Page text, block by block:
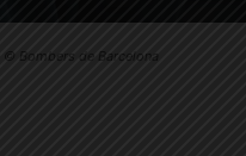
© Bombers de Barcelona